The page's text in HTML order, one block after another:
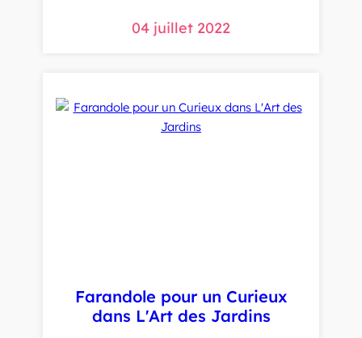
04 juillet 2022
Farandole pour un Curieux
dans L'Art des Jardins